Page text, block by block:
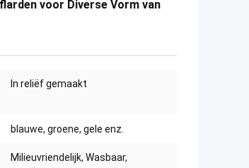
voor Diverse Vorm van
In reliëf gemaakt
blauwe, groene, gele enz.
Milieuvriendelijk, Wasbaar,